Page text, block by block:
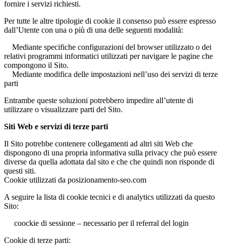
fornire i servizi richiesti.
Per tutte le altre tipologie di cookie il consenso può essere espresso
dall’Utente con una o più di una delle seguenti modalità:
Mediante specifiche configurazioni del browser utilizzato o dei
relativi programmi informatici utilizzati per navigare le pagine che
compongono il Sito.
Mediante modifica delle impostazioni nell’uso dei servizi di terze
parti
Entrambe queste soluzioni potrebbero impedire all’utente di
utilizzare o visualizzare parti del Sito.
Siti Web e servizi di terze parti
Il Sito potrebbe contenere collegamenti ad altri siti Web che
dispongono di una propria informativa sulla privacy che può essere
diverse da quella adottata dal sito e che che quindi non risponde di
questi siti.
Cookie utilizzati da posizionamento-seo.com
A seguire la lista di cookie tecnici e di analytics utilizzati da questo
Sito:
coockie di sessione – necessario per il referral del login
Cookie di terze parti: